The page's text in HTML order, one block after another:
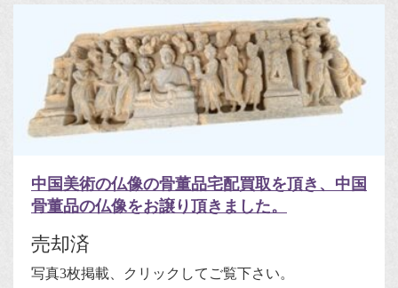
中国美術の仏像の骨董品宅配買取を頂き、中国
骨董品の仏像をお譲り頂きました。
売却済
写真3枚掲載、クリックしてご覧下さい。